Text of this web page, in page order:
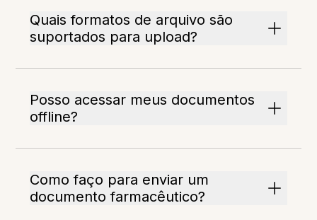
Quais formatos de arquivo são
suportados para upload?
Posso acessar meus documentos
offline?
Como faço para enviar um
documento farmacêutico?